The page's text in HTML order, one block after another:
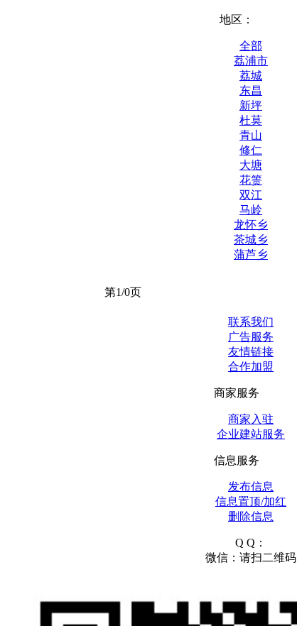
地区：
全部
荔浦市
荔城
东昌
新坪
杜莫
青山
修仁
大塘
花箦
双江
马岭
龙怀乡
茶城乡
蒲芦乡
第1/0页
联系我们
广告服务
友情链接
合作加盟
商家服务
商家入驻
企业建站服务
信息服务
发布信息
信息置顶/加红
删除信息
Q Q：
微信：请扫二维码